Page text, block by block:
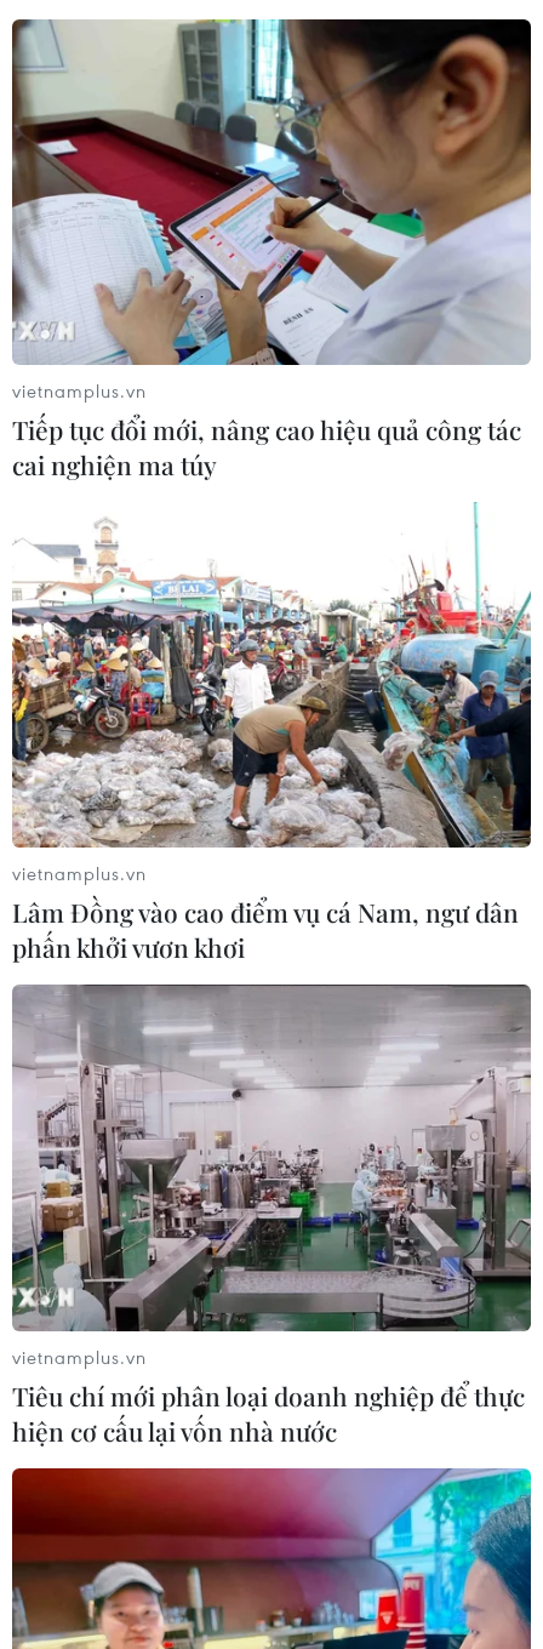
vietnamplus.vn
Tiếp tục đổi mới, nâng cao hiệu quả công tác
cai nghiện ma túy
vietnamplus.vn
Lâm Đồng vào cao điểm vụ cá Nam, ngư dân
phấn khởi vươn khơi
vietnamplus.vn
Tiêu chí mới phân loại doanh nghiệp để thực
hiện cơ cấu lại vốn nhà nước